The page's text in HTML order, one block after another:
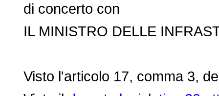
di concerto con
IL MINISTRO DELLE
Visto l'articolo 17, comma 3,